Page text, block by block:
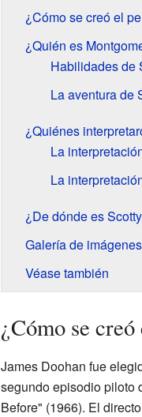
¿Cómo se creó el
¿Quién es
Habilidades de
La aventura de
¿Quiénes
La
La
¿De dónde es
Galería de imágenes
Véase también
¿Cómo se
James Doohan fue
segundo episodio piloto
Before" (1966). El